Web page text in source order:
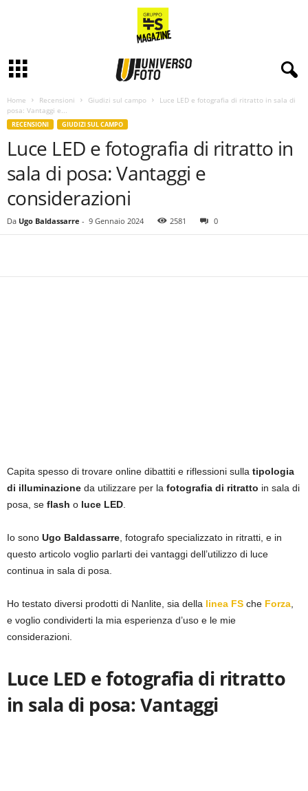
Home Recensioni Giudizi sul campo
Luce LED e fotografia di ritratto in sala di
posa: Vantaggi e...
RECENSIONI GIUDIZI SUL CAMPO
Luce LED e fotografia di ritratto in
sala di posa: Vantaggi e
considerazioni
Da Ugo Baldassarre - 9 Gennaio 2024 2581 0
Capita spesso di trovare online dibattiti e riflessioni sulla tipologia
di illuminazione da utilizzare per la fotografia di ritratto in sala di
posa, se flash o luce LED
Io sono Ugo Baldassarre , fotografo specializzato in ritratti, e in
questo articolo voglio parlarti dei vantaggi dell’utilizzo di luce
continua in sala di posa.
Ho testato diversi prodotti di Nanlite, sia della linea FS che Forza
e voglio condividerti la mia esperienza d’uso e le mie
considerazioni.
Luce LED e fotografia di ritratto
in sala di posa: Vantaggi